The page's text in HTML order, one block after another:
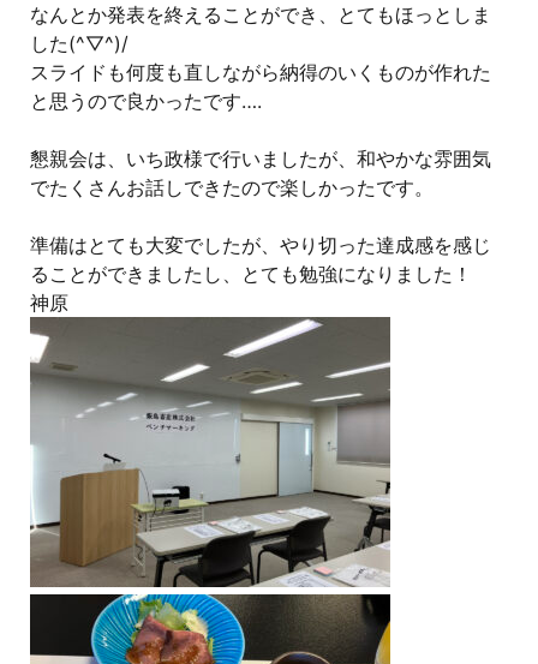
なんとか発表を終えることができ、とてもほっとしま
した(^▽^)/
スライドも何度も直しながら納得のいくものが作れた
と思うので良かったです….
懇親会は、いち政様で行いましたが、和やかな雰囲気
でたくさんお話しできたので楽しかったです。
準備はとても大変でしたが、やり切った達成感を感じ
ることができましたし、とても勉強になりました！
神原